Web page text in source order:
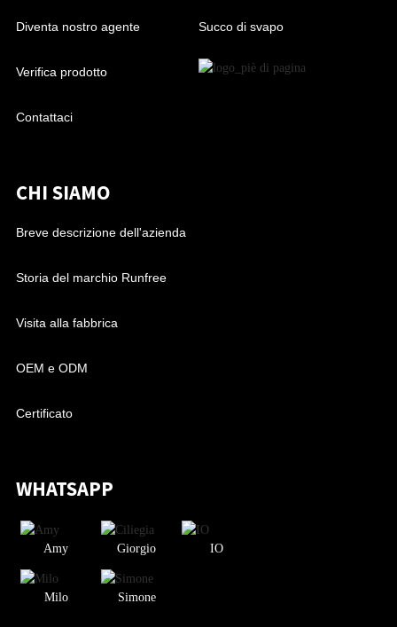
Diventa nostro agente
Verifica prodotto
Contattaci
Succo di svapo
CHI SIAMO
Breve descrizione dell'azienda
Storia del marchio Runfree
Visita alla fabbrica
OEM e ODM
Certificato
WHATSAPP
Amy Giorgio IO
Milo Simone